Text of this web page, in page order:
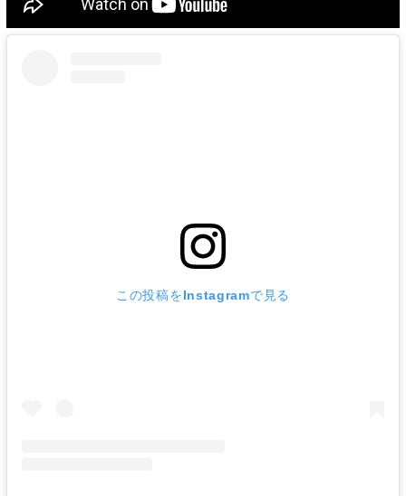
この投稿をInstagramで見る